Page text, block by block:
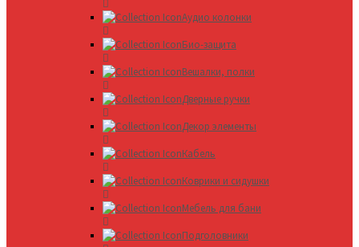
Аудио колонки
Био-защита
Вешалки, полки
Дверные ручки
Декор элементы
Кабель
Коврики и сидушки
Мебель для бани
Подголовники